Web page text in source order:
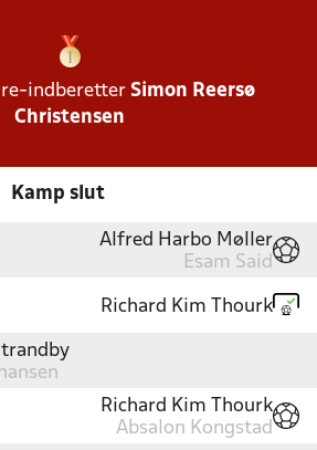
indberetter Simon Reersø
Christensen
Kamp slut
Alfred Harbo Møller
Esam Said
Richard Kim Thourk
Richard Kim Thourk
Absalon Kongstad